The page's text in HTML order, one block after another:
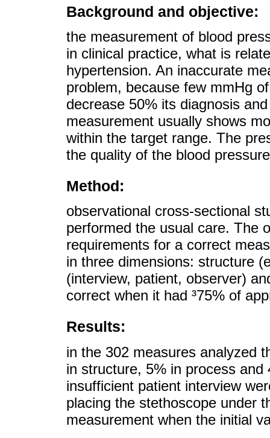
Background and objective:
the measurement of blood
in clinical practice, what is
hypertension. An inaccurate
problem, because few mmHg
decrease 50% its diagnosis
measurement usually shows
within the target range. The
the quality of the blood
Method:
observational cross-sectional
performed the usual care. The
requirements for a correct
in three dimensions: structure
(interview, patient, observer)
correct when it had ³75% of
Results:
in the 302 measures analyzed
in structure, 5% in process
insufficient patient interview
placing the stethoscope under
measurement when the initial